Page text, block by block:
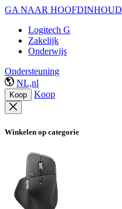
GA NAAR HOOFDINHOUD
Logitech G
Zakelijk
Onderwijs
Ondersteuning
NL,nl
Koop Koop
Winkelen op categorie